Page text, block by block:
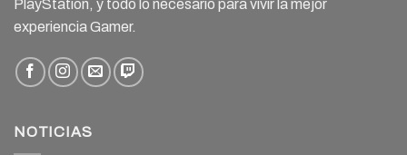
PlayStation, y todo lo necesario para vivir la mejor
experiencia Gamer.
NOTICIAS